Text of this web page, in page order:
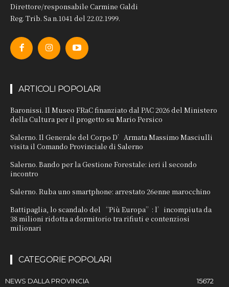
Direttore/responsabile Carmine Galdi
Reg. Trib. Sa n.1041 del 22.02.1999.
ARTICOLI POPOLARI
Baronissi. Il Museo FRaC finanziato dal PAC 2026 del Ministero
della Cultura per il progetto su Mario Persico
Salerno. Il Generale del Corpo D’Armata Massimo Masciulli
visita il Comando Provinciale di Salerno
Salerno. Bando per la Gestione Forestale: ieri il secondo
incontro
Salerno. Ruba uno smartphone: arrestato 26enne marocchino
Battipaglia, lo scandalo del “Più Europa”: l’incompiuta da
38 milioni ridotta a dormitorio tra rifiuti e contenziosi
milionari
CATEGORIE POPOLARI
NEWS DALLA PROVINCIA
15672